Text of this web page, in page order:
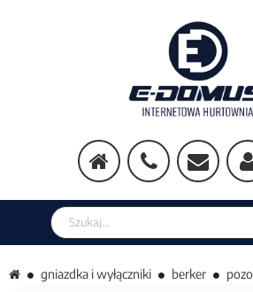
Szukaj w sklepie
gniazdka i wyłączniki berker